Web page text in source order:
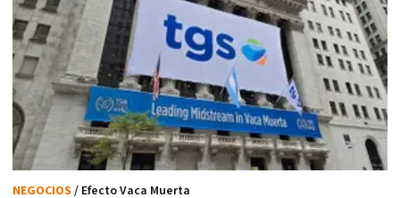
NEGOCIOS / Efecto Vaca Muerta